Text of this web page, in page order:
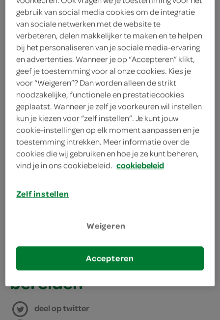
1 eetlepel peterselie
1 handje walnoot
3 eetlepels gedroogde cranberry's
1 theelepel mosterd
3 eetlepels mayonaise
2 eetlepels Griekse yoghurt
1 appel
1 kleine knolselderij
bereiden
deel op twitter
gebruik van social media cookies om de integratie
van sociale netwerken met de website te
verbeteren, delen makkelijker te maken en te helpen
bij het personaliseren van je sociale media-ervaring
en advertenties. Wanneer je op “Accepteren” klikt,
geef je toestemming voor al onze cookies. Kies je
voor “Weigeren”? Dan worden alleen de strikt
noodzakelijke, functionele en prestatiecookies
geplaatst. Wanneer je zelf je voorkeuren wil instellen
kun je kiezen voor “zelf instellen”. Je kunt jouw
cookie-instellingen op elk moment aanpassen en je
toestemming intrekken. Meer informatie over de
cookies die wij gebruiken en hoe je ze kunt beheren,
vind je in ons cookiebeleid. cookiebeleid
Zelf instellen
Weigeren
Accepteren